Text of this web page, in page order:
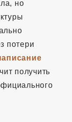
но
потери
получить